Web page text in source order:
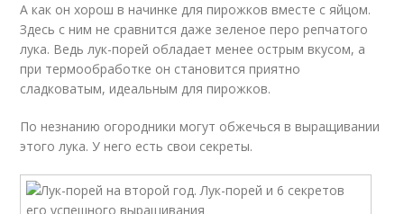
А как он хорош в начинке для пирожков вместе с яйцом.
Здесь с ним не сравнится даже зеленое перо репчатого
лука. Ведь лук-порей обладает менее острым вкусом, а
при термообработке он становится приятно
сладковатым, идеальным для пирожков.
По незнанию огородники могут обжечься в выращивании
этого лука. У него есть свои секреты.